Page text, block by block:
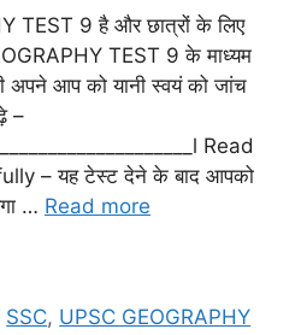
TEST 9 है और छात्रों के लिए
TEST 9 के माध्यम
अपने आप को यानी स्वयं को जांच
–
Read
– यह टेस्ट देने के बाद आपको
… Read more
SSC, UPSC GEOGRAPHY